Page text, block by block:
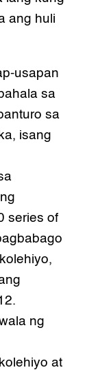
ang huli
usapan
sa
sa
isang
series of
ng
at